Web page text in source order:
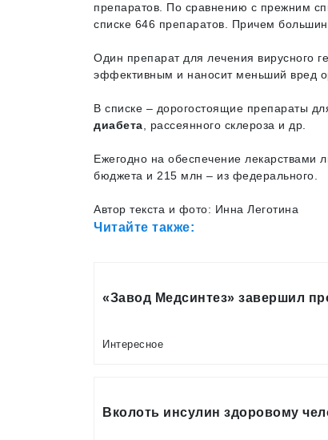
препаратов. По сравнению с прежним
списке 646 препаратов. Причем
Один препарат для лечения вирусного
эффективным и наносит меньший вред
В списке – дорогостоящие препараты
диабета , рассеянного склероза и др.
Ежегодно на обеспечение лекарствами
бюджета и 215 млн – из федерального.
Автор текста и фото: Инна Леготина
Читайте также:
«Завод Медсинтез» завершил
Интересное
Вколоть инсулин здоровому